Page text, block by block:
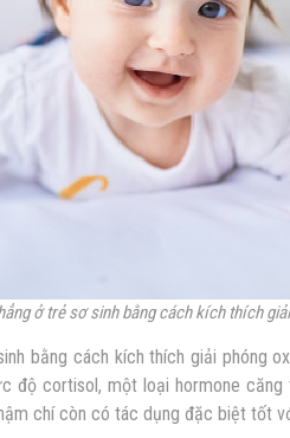
ở trẻ sơ sinh bằng cách kích thích
bằng cách kích thích giải phóng
độ cortisol, một loại hormone căng
chí còn có tác dụng đặc biệt tốt